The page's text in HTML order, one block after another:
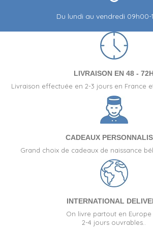
Du lundi au vendredi 09h00-
LIVRAISON EN 48 - 72H
Livraison effectuée en 2-3 jours en France
CADEAUX
Grand choix de cadeaux de naissance
INTERNATIONAL
On livre partout en Europe
2-4 jours ouvrables..